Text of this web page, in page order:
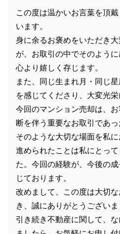
この度は温かいお言葉を頂
います。
身に余るお褒めをいただき
が、お取引の中でそのよう
心より嬉しく存じます。
また、同じ生まれ月・同じ
を感じてくださり、大変光栄
今回のマンション売却は、
断を伴う重要なお取引であっ
そのような大切な場面を私
進められたことは私にとっ
た。今回の経験が、今後の
じております。
改めまして、この度は大切
き、誠にありがとうございま
引き続き不動産に関して、